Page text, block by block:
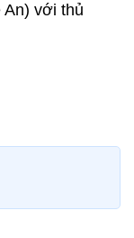
An) với thủ